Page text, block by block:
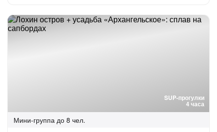
SUP-прогулки
4 часа
Мини-группа до 8 чел.